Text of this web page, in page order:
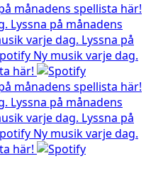
månadens spellista här!
Lyssna på månadens
varje dag. Lyssna på
Ny musik varje dag.
här!
månadens spellista här!
Lyssna på månadens
varje dag. Lyssna på
Ny musik varje dag.
här!